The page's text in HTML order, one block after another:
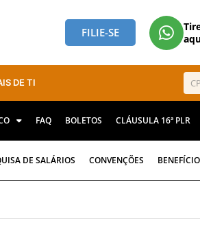
FILIE-SE
DE TI
FAQ BOLETOS CLÁUSULA 16ª PLR
DE SALÁRIOS CONVENÇÕES